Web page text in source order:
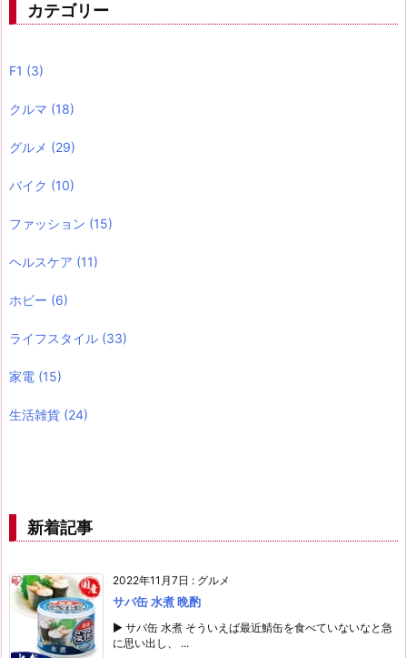
カテゴリー
F1 (3)
クルマ (18)
グルメ (29)
バイク (10)
ファッション (15)
ヘルスケア (11)
ホビー (6)
ライフスタイル (33)
家電 (15)
生活雑貨 (24)
新着記事
2022年11月7日 : グルメ
サバ缶 水煮 晩酌
▶ サバ缶 水煮 そういえば最近鯖缶を食べていないなと急
に思い出し、 ...